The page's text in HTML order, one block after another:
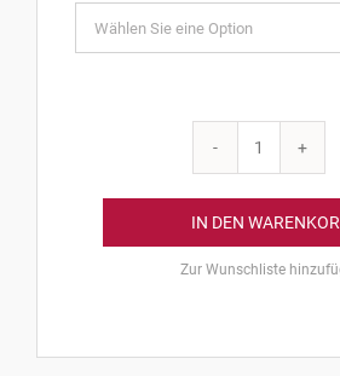
Liste
IN DEN
Zur Wunschliste